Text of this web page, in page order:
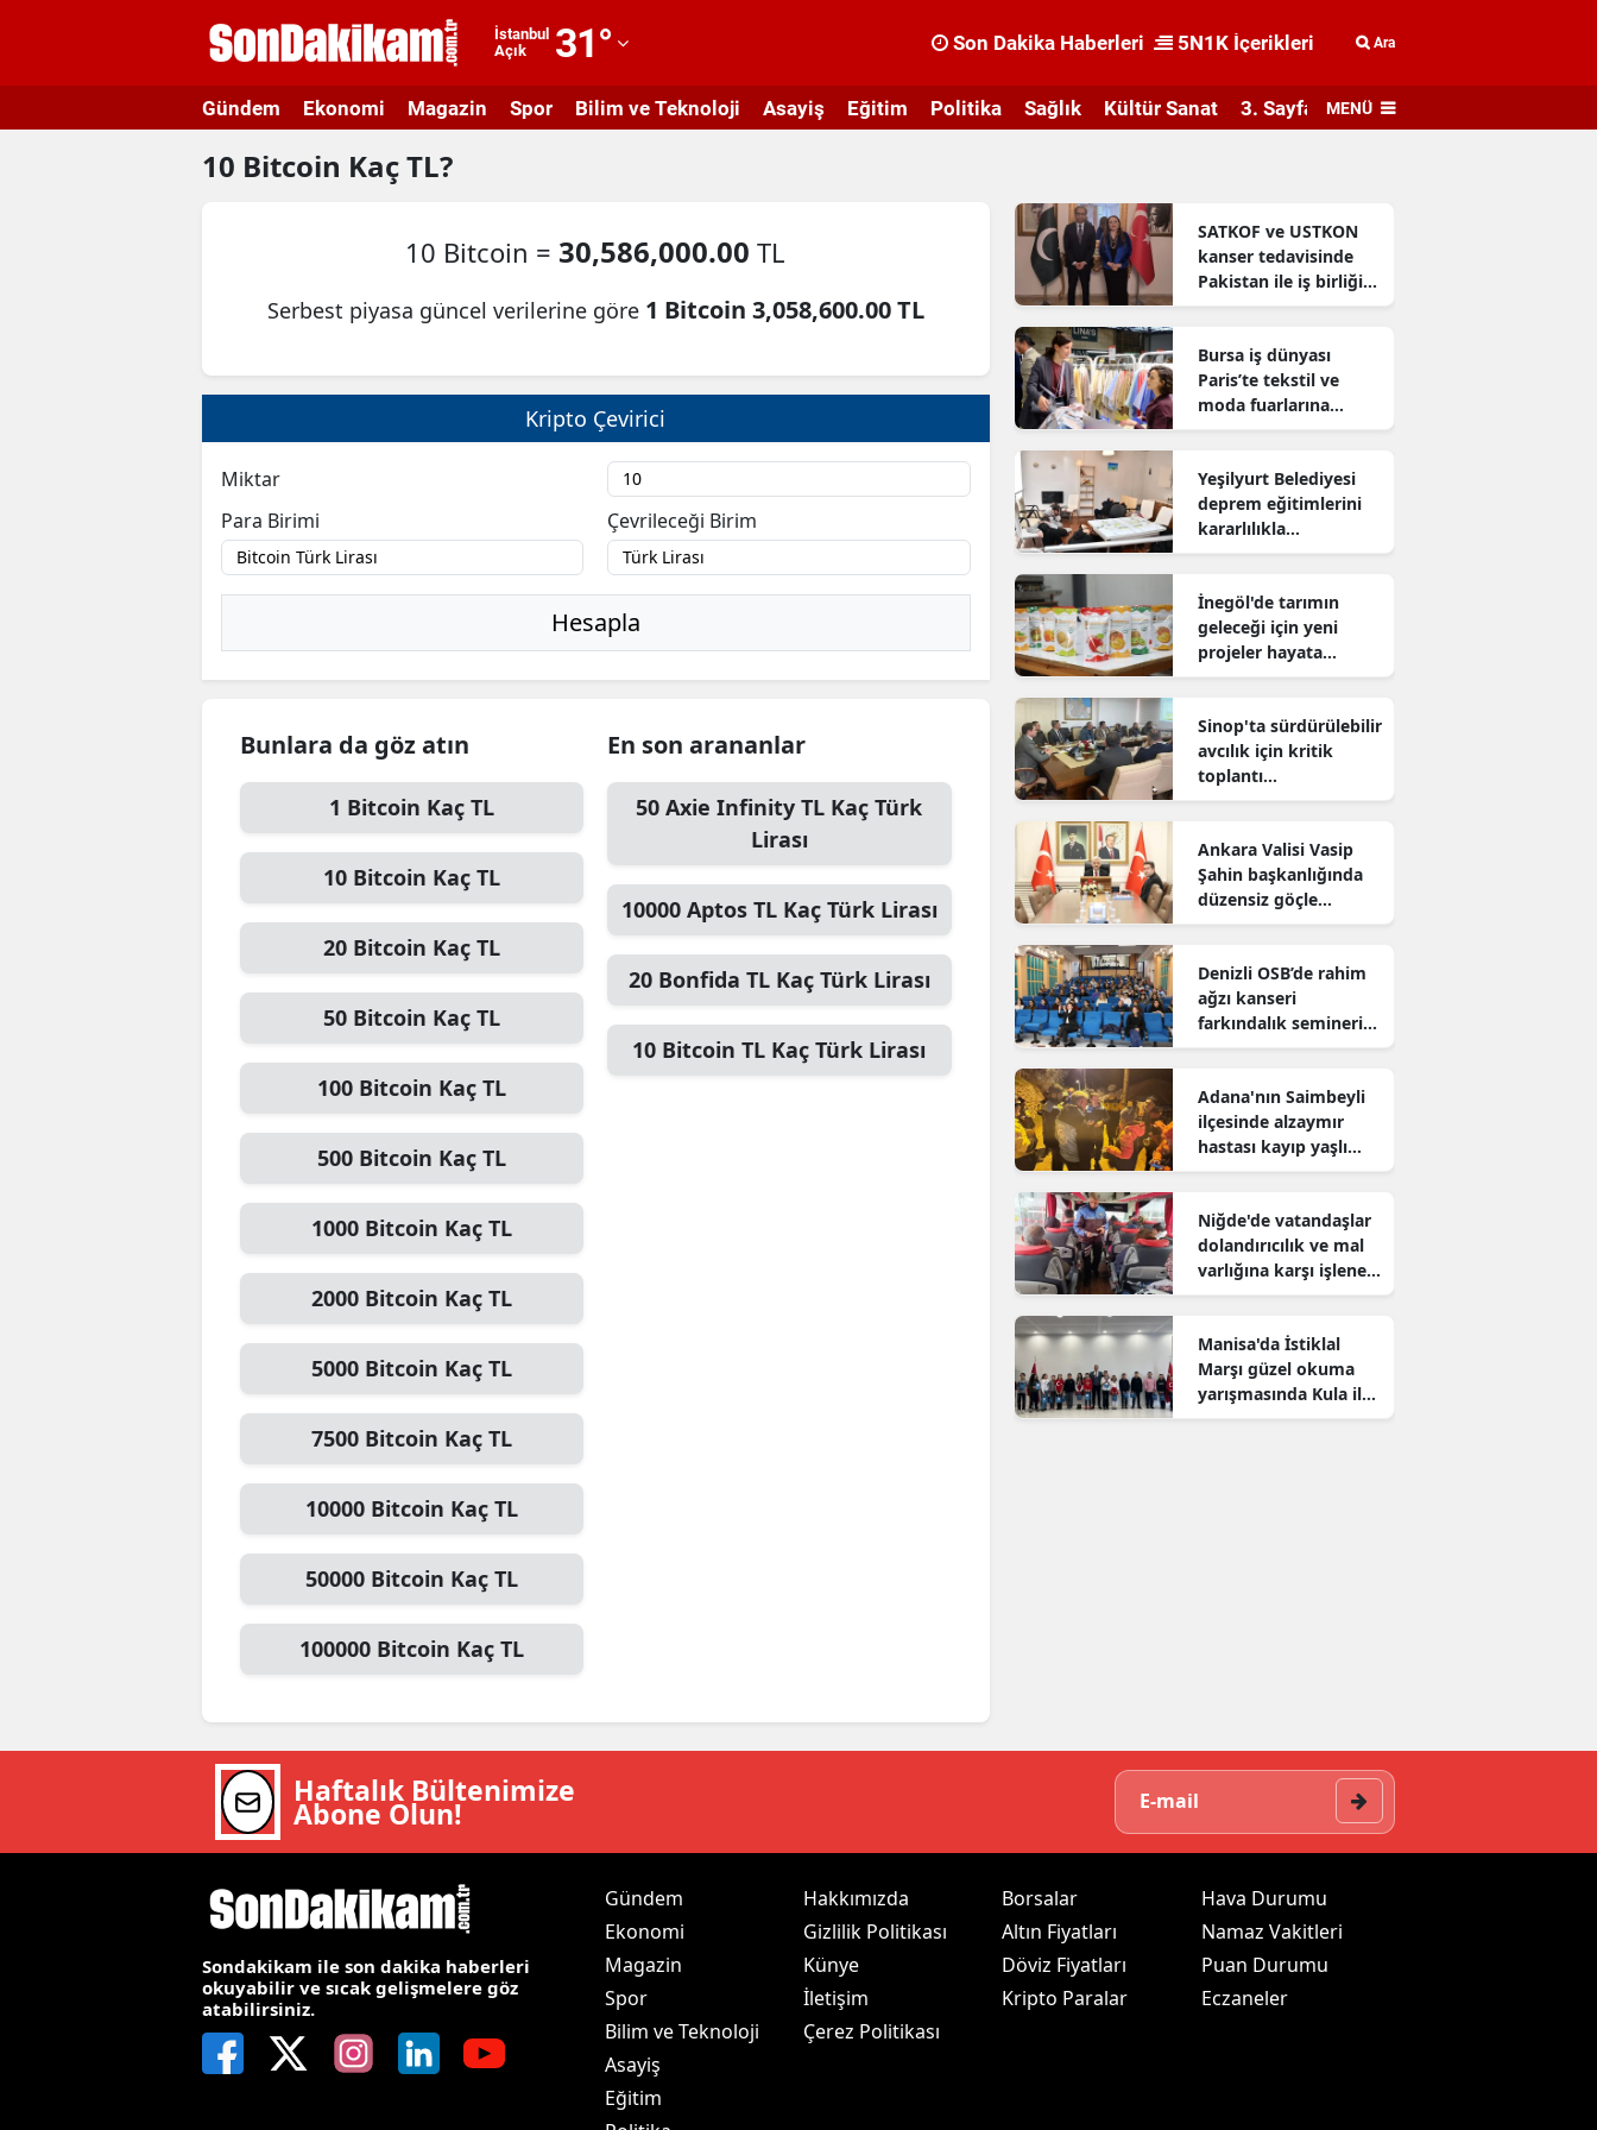
İstanbul
Açık
31°
Adıyaman
Amasya
Ankara
Artvin
Bitlis
Çanakkale
Denizli
Diyarbakır
Erzincan
Gaziantep
Hakkari
Hatay
Mersin
İstanbul
İzmir
Kars
Kırşehir
Son Dakika Haberleri 5N1K İçerikleri Ara
Gündem Ekonomi Magazin Spor Bilim ve Teknoloji Asayiş Eğitim Politika Sağlık Kültür Sanat 3. Sayfa MENÜ
10 Bitcoin Kaç TL?
10 Bitcoin = 30,586,000.00TL
Serbest piyasa güncel verilerine göre 1 Bitcoin 3,058,600.00 TL
Kripto Çevirici
Miktar
Para Birimi
Çevrileceği Birim
Hesapla
Bunlara da göz atın
1 Bitcoin Kaç TL
10 Bitcoin Kaç TL
20 Bitcoin Kaç TL
50 Bitcoin Kaç TL
100 Bitcoin Kaç TL
500 Bitcoin Kaç TL
1000 Bitcoin Kaç TL
2000 Bitcoin Kaç TL
5000 Bitcoin Kaç TL
7500 Bitcoin Kaç TL
10000 Bitcoin Kaç TL
50000 Bitcoin Kaç TL
100000 Bitcoin Kaç TL
En son arananlar
50Axie Infinity TL Kaç Türk
Lirası
10000 Aptos TLKaç Türk Lirası
20 Bonfida TLKaç Türk Lirası
10 Bitcoin TL Kaç Türk Lirası
SATKOF ve USTKON
kanser tedavisinde
Pakistan ile iş birliği
geliştiriyor
Bursa iş dünyası
Paris’te tekstil ve
moda fuarlarına
katıldı
Yeşilyurt Belediyesi
deprem eğitimlerini
kararlılıkla
sürdürüyor
İnegöl'de tarımın
geleceği için yeni
projeler hayata
geçiriliyor
Sinop'ta sürdürülebilir
avcılık için kritik
toplantı
gerçekleştirildi
Ankara Valisi Vasip
Şahin başkanlığında
düzensiz göçle
mücadele toplantısı
Denizli OSB’de rahim
ağzı kanseri
farkındalık semineri
düzenlendi
Adana'nın Saimbeyli
ilçesinde alzaymır
hastası kayıp yaşlı
adam aranıyor
Niğde'de vatandaşlar
dolandırıcılık ve mal
varlığına karşı işlenen
suçlar konusunda
Manisa'da İstiklal
Marşı güzel okuma
yarışmasında Kula il
birincisi oldu
Haftalık Bültenimize
Abone Olun!
Sondakikam ile son dakika haberleri
okuyabilir ve sıcak gelişmelere göz
atabilirsiniz.
Gündem
Ekonomi
Magazin
Spor
Bilim ve Teknoloji
Asayiş
Eğitim
Hakkımızda
Gizlilik Politikası
Künye
İletişim
Çerez Politikası
Borsalar
Altın Fiyatları
Döviz Fiyatları
Kripto Paralar
Hava Durumu
Namaz Vakitleri
Puan Durumu
Eczaneler